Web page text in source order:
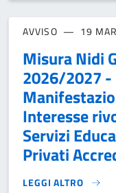
AVVISO 19
Misura Nidi
2026/2027 -
Interesse
Servizi
Privati
LEGGI ALTRO
MISURA NIDI